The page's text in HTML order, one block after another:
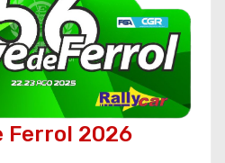
Ferrol 2026